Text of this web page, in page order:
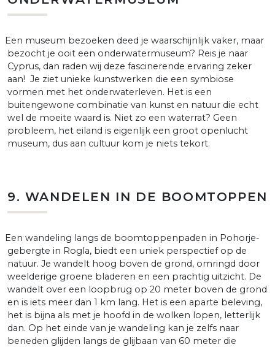
museum bezoeken deed je waarschijnlijk vaker, maar
bezocht je ooit een onderwatermuseum? Reis je naar
Cyprus, dan raden wij deze fascinerende ervaring zeker
aan! Je ziet unieke kunstwerken die een symbiose
vormen met het onderwaterleven. Het is een
buitengewone combinatie van kunst en natuur die echt
wel de moeite waard is. Niet zo een waterrat? Geen
probleem, het eiland is eigenlijk een groot openlucht
museum, dus aan cultuur kom je niets tekort.
9. WANDELEN IN DE BOOMTOPPEN
wandeling langs de boomtoppenpaden in Pohorje-
gebergte in Rogla, biedt een uniek perspectief op de
natuur. Je wandelt hoog boven de grond, omringd door
weelderige groene bladeren en een prachtig uitzicht. De
wandelt over een loopbrug op 20 meter boven de grond
en is iets meer dan 1 km lang. Het is een aparte beleving,
het is bijna als met je hoofd in de wolken lopen, letterlijk
dan. Op het einde van je wandeling kan je zelfs naar
beneden glijden langs de glijbaan van 60 meter die